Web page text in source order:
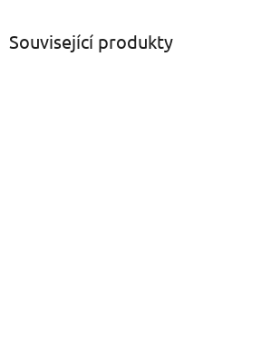
Související produkty